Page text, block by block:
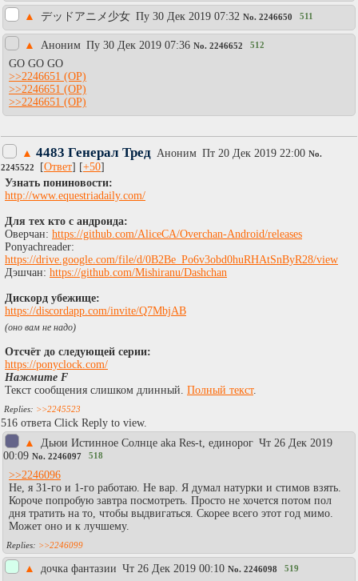
▲ デッドアニメ少女 Пy 30 Дек 2019 07:32 No. 2246650 511
▲ Аноним Пy 30 Дек 2019 07:36 No. 2246652 512
GO GO GO
>>2246651
>>2246651
>>2246651
▲ 4483 Генерал Тред Аноним Пт 20 Дек 2019 22:00 No.
2245522
[Ответ] [+50]
Узнать пониновости:
http://www.equestriadaily.com/
Для тех кто с андроида:
Оверчан: https://github.com/AliceCA/Overchan-Android/releases
Ponyachreader:
https://drive.google.com/file/d/0B2Be_Po6v3obd0huRHAtSnByR28/view
Дэшчан: https://github.com/Mishiranu/Dashchan
Дискорд убежище:
https://discordapp.com/invite/Q7MbjAB
(оно вам не надо)
Отсчёт до следующей серии:
https://ponyclock.com/
Нажмите F
Текст сообщения слишком длинный. Полный текст.
>>2245523
516 ответа Click Reply to view.
▲
Дьюи Истинное Солнце aka Res-t, единорог Чт 26 Дек 2019
00:09 No. 2246097 518
>>2246096
Не, я 31-го и 1-го работаю. Не вар. Я думал натурки и стимов взять.
Короче попробую завтра посмотреть. Просто не хочется потом пол
дня тратить на то, чтобы выдвигаться. Скорее всего этот год мимо.
Может оно и к лучшему.
>>2246099
▲ дочка фантазии Чт 26 Дек 2019 00:10 No. 2246098 519